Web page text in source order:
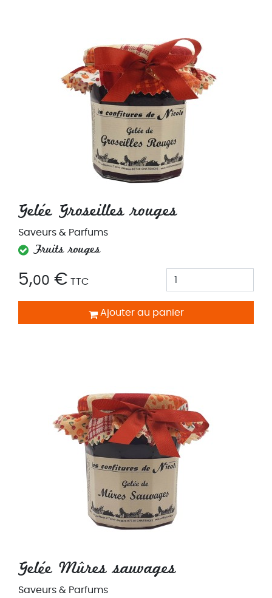
Gelée Groseilles rouges
Saveurs & Parfums
Fruits rouges
5,00 € TTC
Ajouter au panier
Gelée Mûres sauvages
Saveurs & Parfums